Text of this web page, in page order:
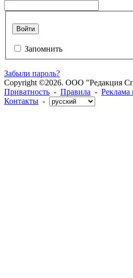
Войти
Запомнить
Забыли пароль?
Copyright ©2026. ООО "Редакция
Приватность - Правила - Реклама
Контакты -